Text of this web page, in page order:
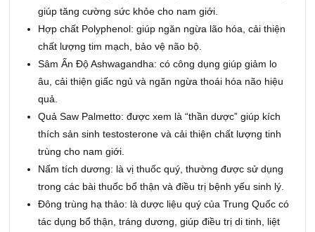
giúp tăng cường sức khỏe cho nam giới.
Hợp chất Polyphenol: giúp ngăn ngừa lão hóa, cải thiện
chất lượng tim mạch, bảo vệ não bộ.
Sâm Ấn Độ Ashwagandha: có công dụng giúp giảm lo
âu, cải thiện giấc ngủ và ngăn ngừa thoái hóa não hiệu
quả.
Quả Saw Palmetto: được xem là “thần dược” giúp kích
thích sản sinh testosterone và cải thiện chất lượng tinh
trùng cho nam giới.
Nấm tích dương: là vị thuốc quý, thường được sử dụng
trong các bài thuốc bổ thận và điều trị bệnh yếu sinh lý.
Đông trùng hạ thảo: là dược liệu quý của Trung Quốc có
tác dụng bổ thận, tráng dương, giúp điều trị di tinh, liệt